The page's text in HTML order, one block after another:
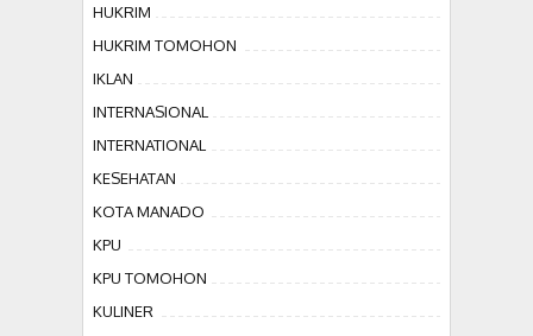
HUKRIM
HUKRIM TOMOHON
IKLAN
INTERNASIONAL
INTERNATIONAL
KESEHATAN
KOTA MANADO
KPU
KPU TOMOHON
KULINER